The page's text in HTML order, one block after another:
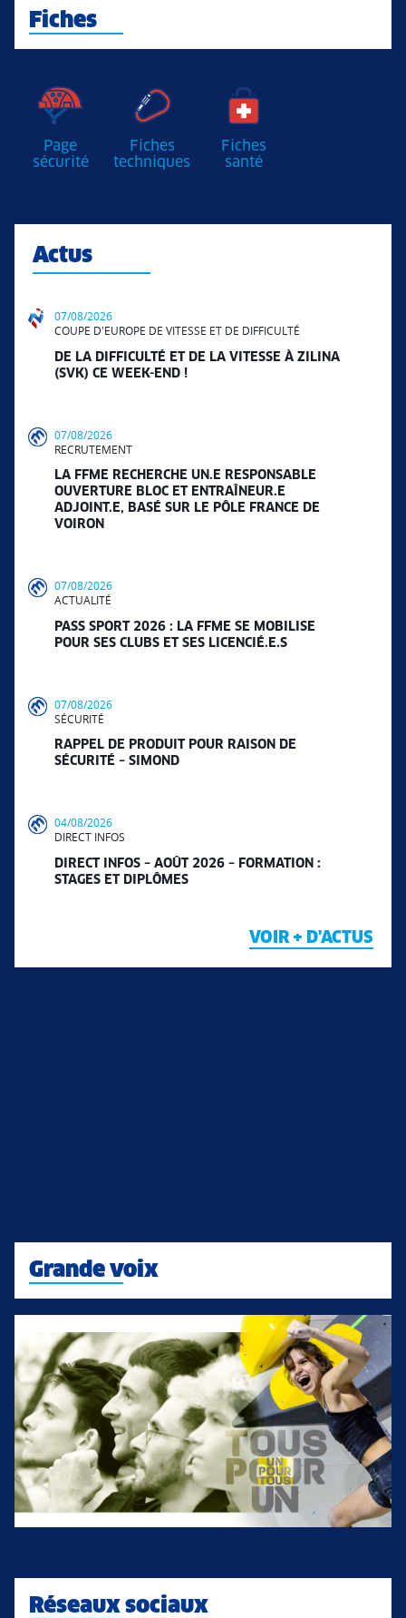
Fiches
Page
sécurité
Fiches
techniques
Fiches
santé
Actus
07/08/2026
COUPE D'EUROPE DE VITESSE ET DE DIFFICULTÉ
DE LA DIFFICULTÉ ET DE LA VITESSE À ZILINA
(SVK) CE WEEK-END !
07/08/2026
RECRUTEMENT
LA FFME RECHERCHE UN.E RESPONSABLE
OUVERTURE BLOC ET ENTRAÎNEUR.E
ADJOINT.E, BASÉ SUR LE PÔLE FRANCE DE
VOIRON
07/08/2026
ACTUALITÉ
PASS SPORT 2026 : LA FFME SE MOBILISE
POUR SES CLUBS ET SES LICENCIÉ.E.S
07/08/2026
SÉCURITÉ
RAPPEL DE PRODUIT POUR RAISON DE
SÉCURITÉ – SIMOND
04/08/2026
DIRECT INFOS
DIRECT INFOS – AOÛT 2026 – FORMATION :
STAGES ET DIPLÔMES
VOIR + D'ACTUS
Grande voix
Réseaux sociaux